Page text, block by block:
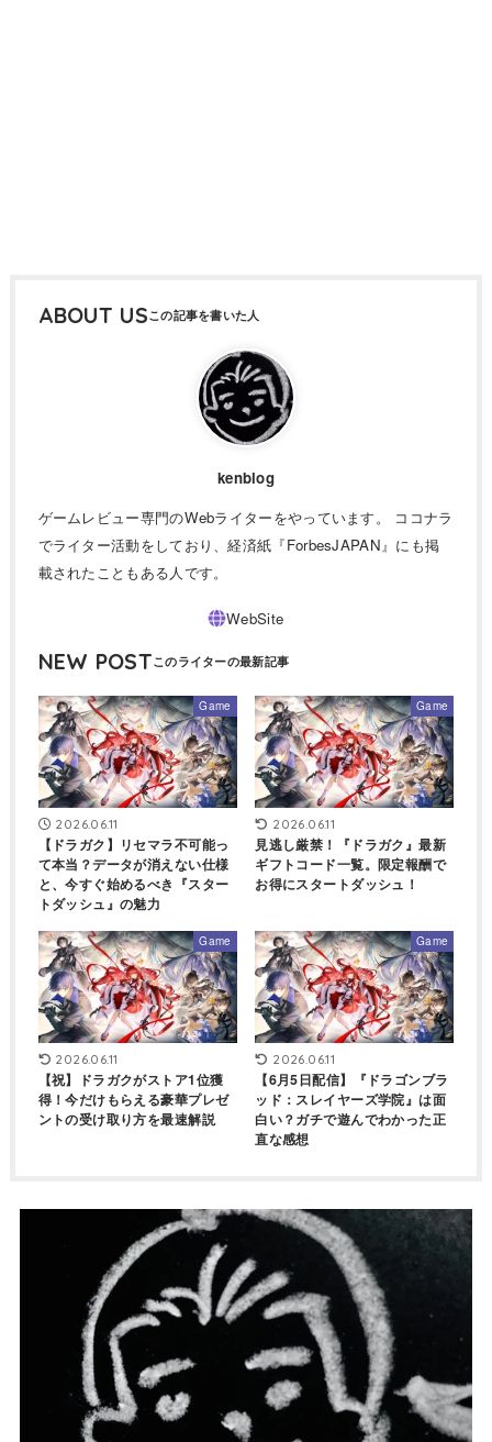
ABOUT US
kenblog
ゲームレビュー専門のWebライターをやっています。 ココナラ
でライター活動をしており、経済紙『ForbesJAPAN』にも掲
載されたこともある人です。
NEW POST
Game
2026.06.11
【ドラガク】リセマラ不可能っ
て本当？データが消えない仕様
と、今すぐ始めるべき『スター
トダッシュ』の魅力
Game
2026.06.11
見逃し厳禁！『ドラガク』最新
ギフトコード一覧。限定報酬で
お得にスタートダッシュ！
Game
2026.06.11
【祝】ドラガクがストア1位獲
得！今だけもらえる豪華プレゼ
ントの受け取り方を最速解説
Game
2026.06.11
【6月5日配信】『ドラゴンブラ
ッド：スレイヤーズ学院』は面
白い？ガチで遊んでわかった正
直な感想